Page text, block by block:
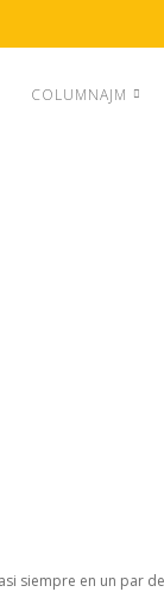
COLUMNAJM
siempre en un par